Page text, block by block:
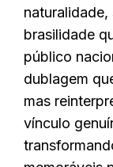
brasilidade
público
dublagem
mas
vínculo